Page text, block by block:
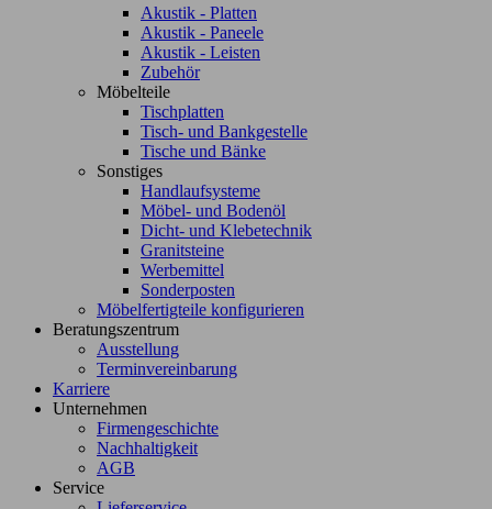
Akustik - Platten
Akustik - Paneele
Akustik - Leisten
Zubehör
Möbelteile
Tischplatten
Tisch- und Bankgestelle
Tische und Bänke
Sonstiges
Handlaufsysteme
Möbel- und Bodenöl
Dicht- und Klebetechnik
Granitsteine
Werbemittel
Sonderposten
Möbelfertigteile konfigurieren
Beratungszentrum
Ausstellung
Terminvereinbarung
Karriere
Unternehmen
Firmengeschichte
Nachhaltigkeit
AGB
Service